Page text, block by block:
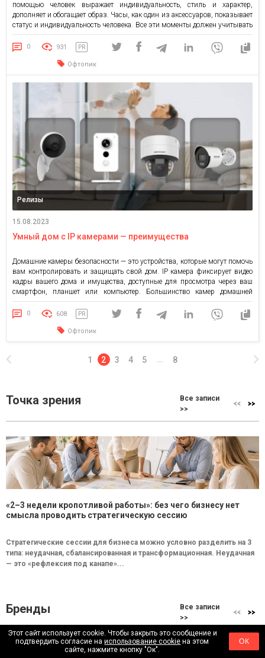
помощью человек выражает индивидуальность, стиль и характер,
дополняет и обогащает образ. Часы, как один из аксессуаров, показывает
статус и индивидуальность человека. Все эти моменты должен учитывать
поставщик часов. Важно принимать во внимание модные тенденции.
Ответственный подход поможет избежать убытков, а также
оптимизировать ассортимент, улучшить отношения с […]
0 931 PR
Офтопик
Релизы
15.08.2023
Умный дом с IP камерами — преимущества
Домашние камеры безопасности — это устройства, которые могут помочь
вам контролировать и защищать свой дом. IP камера фиксирует видео
кадры вашего дома и имущества, доступные для просмотра через ваш
смартфон, планшет или компьютер. Большинство камер домашней
безопасности активируются по движению и начинают запись, когда
происходит незапланированная активность. Одна из лучших и наиболее
0 608 PR
Офтопик
1 2 3 4 5 … 8
Точка зрения
Все записи
>>
«2–3 недели кропотливой работы»: без чего бизнесу нет
смысла проводить стратегическую сессию
Стратегические сессии для бизнеса можно условно разделить на 3
типа: неудачная, сбалансированная и трансформационная. Неудачная
— это «рефлексия под канапе»...
Бренды
Все записи
>>
Этот сайт использует cookie. Чтобы закрыть это сообщение и
подтвердить согласие наиспользование cookie на этом
сайте, нажмите кнопку "Ок".
ОК